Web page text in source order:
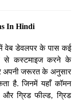
In Hindi
वेब डेवलपर के पास कई
से कस्टमाइज करने के
अपनी जरूरत के अनुसार
है. जिनमें यहाँ कॉमन
और ग्रिड फील्ड, ग्रिड